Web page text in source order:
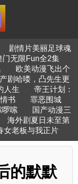
剧情片美丽足球魂
门无限Fun全2集
欧美动漫飞出个
剧哈喽，凸先生更
人生
帝王计划：
书
罪恶围城
啰嗦
国产动漫三
海外剧夏日未至第
女老板与我正片
的默默